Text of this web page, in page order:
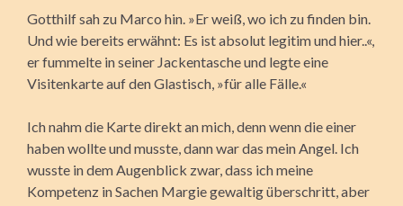
Gotthilf sah zu Marco hin. »Er weiß, wo ich zu finden bin.
Und wie bereits erwähnt: Es ist absolut legitim und hier..«,
er fummelte in seiner Jackentasche und legte eine
Visitenkarte auf den Glastisch, »für alle Fälle.«
Ich nahm die Karte direkt an mich, denn wenn die einer
haben wollte und musste, dann war das mein Angel. Ich
wusste in dem Augenblick zwar, dass ich meine
Kompetenz in Sachen Margie gewaltig überschritt, aber